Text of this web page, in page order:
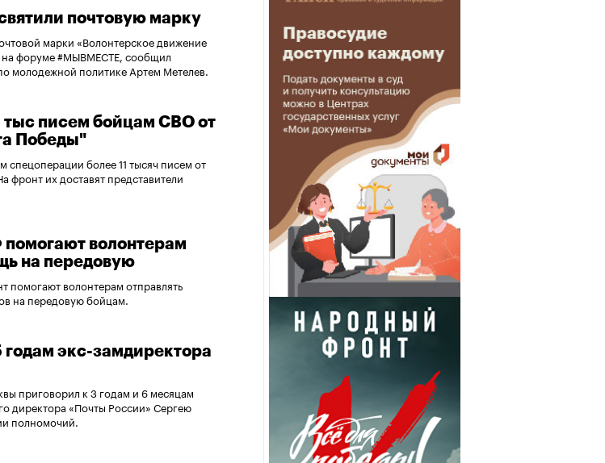
почтовую марку
марки «Волонтерское движение
форуме #МЫВМЕСТЕ, сообщил
молодежной политике Артем Метелев.
тыс писем бойцам СВО от
Победы"
спецоперации более 11 тысяч писем от
фронт их доставят представители
волонтерам
на передовую
помогают волонтерам отправлять
на передовую бойцам.
годам экс-замдиректора
приговорил к 3 годам и 6 месяцам
директора «Почты России» Сергею
полномочий.